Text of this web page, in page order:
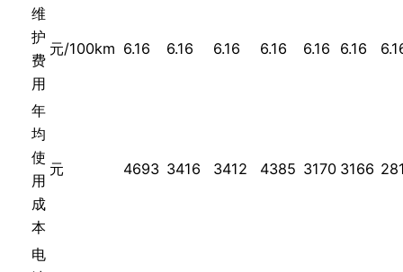
维
护
费
用
元/100km 6.16 6.16 6.16 6.16 6.16 6.16
年
均
使
用
成
本
元 4693 3416 3412 4385 3170 3166
电